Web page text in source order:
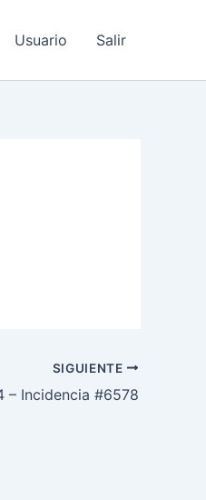
Usuario Salir
SIGUIENTE
– Incidencia #6578